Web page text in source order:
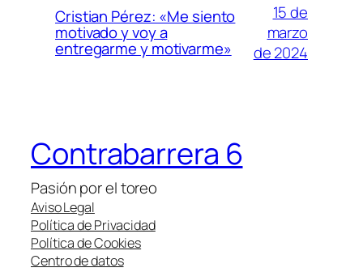
Cristian Pérez: «Me siento
motivado y voy a
entregarme y motivarme»
15 de
marzo
de 2024
Contrabarrera 6
Pasión por el toreo
Aviso Legal
Política de Privacidad
Política de Cookies
Centro de datos